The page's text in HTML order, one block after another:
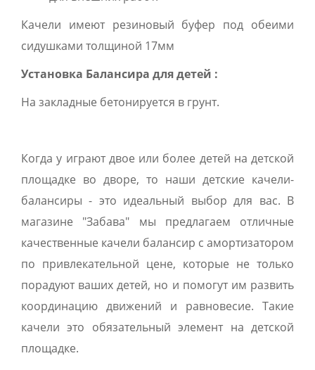
Качели имеют резиновый буфер под обеими
сидушками толщиной 17мм
Установка Балансира для детей :
На закладные бетонируется в грунт.
Когда у играют двое или более детей на детской
площадке во дворе, то наши детские качели-
балансиры - это идеальный выбор для вас. В
магазине "Забава" мы предлагаем отличные
качественные качели балансир с амортизатором
по привлекательной цене, которые не только
порадуют ваших детей, но и помогут им развить
координацию движений и равновесие. Такие
качели это обязательный элемент на детской
площадке.